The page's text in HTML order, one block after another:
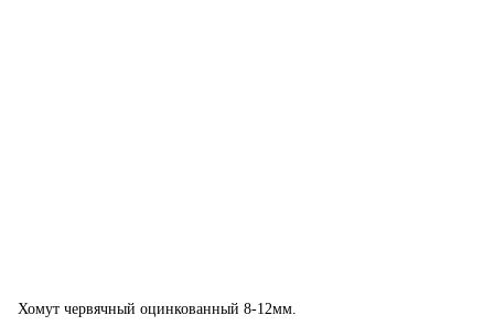
Хомут червячный оцинкованный 8-12мм.